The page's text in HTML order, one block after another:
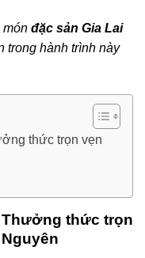
món đặc sản Gia Lai
trong hành trình này
thức trọn vẹn
Thưởng thức trọn